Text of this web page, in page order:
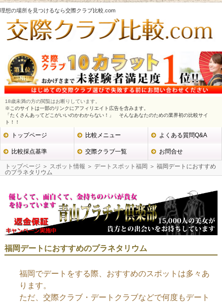
理想の場所を見つけるなら交際クラブ比較.com
18歳未満の方の閲覧はお断りしています。
※このサイトは一部のリンクにアフィリエイト広告を含みます。
「たくさんあってどこがいいのかわからない！」 そんなあなたのための業界初の比較サイ
ト！！
トップページ 比較メニュー よくある質問Q&A
比較採点基準 交際クラブ一覧 お問合せ
トップページ ＞ スポット情報 ＞ デートスポット福岡 ＞ 福岡デートにおすすめ
のプラネタリウム
福岡デートにおすすめのプラネタリウム
福岡でデートをする際、おすすめのスポットは多々あ
ります。
ただ、交際クラブ・デートクラブなどで何度もデート